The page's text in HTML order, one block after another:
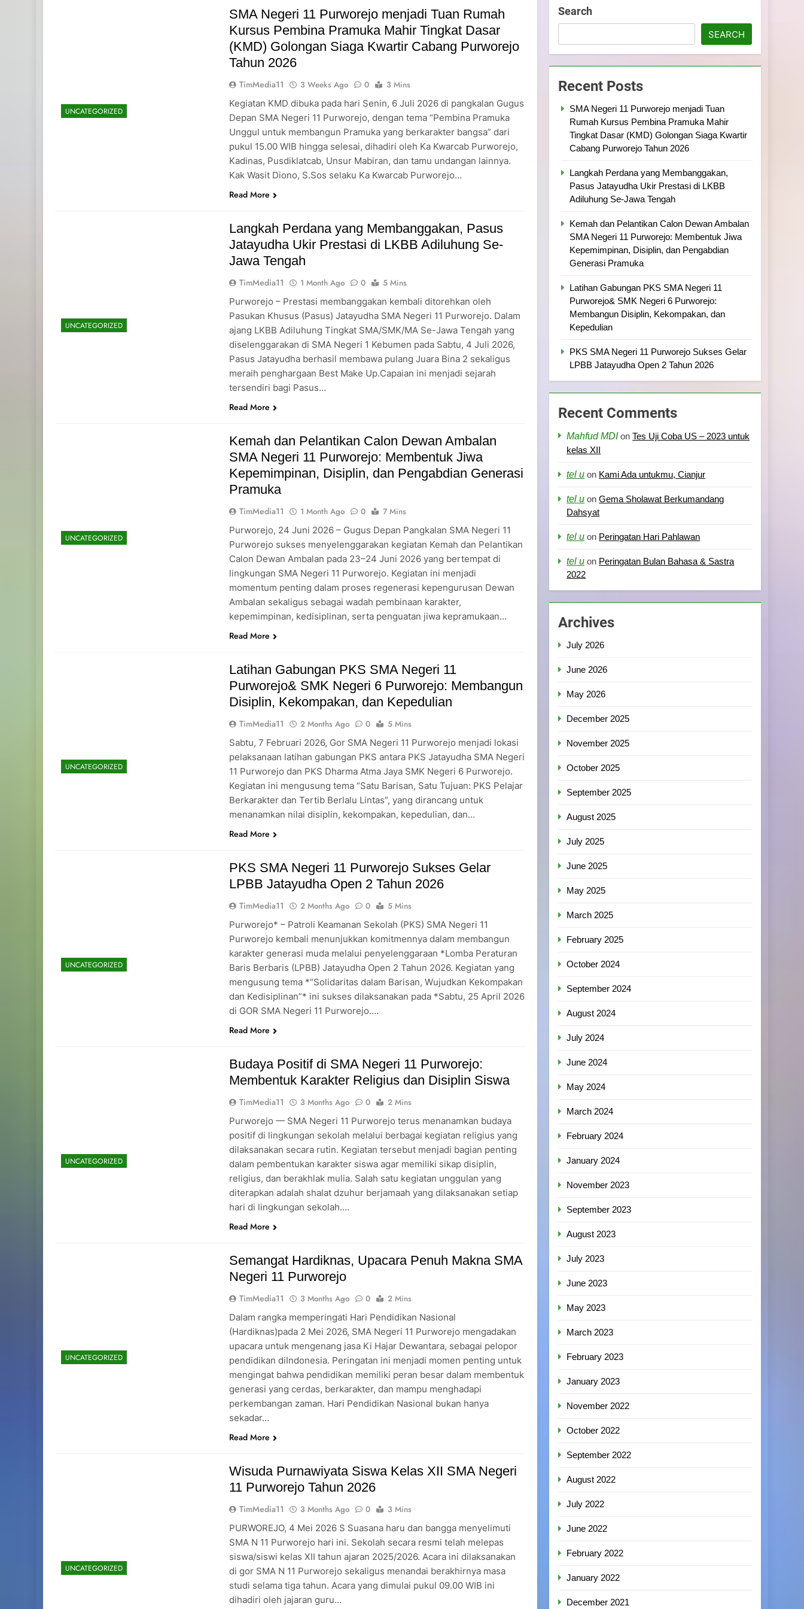
Pengabdian Generasi Pramuka
UNCATEGORIZED
SMA Negeri 11 Purworejo menjadi Tuan Rumah
Kursus Pembina Pramuka Mahir Tingkat Dasar
(KMD) Golongan Siaga Kwartir Cabang Purworejo
Tahun 2026
TimMedia11 3 Weeks Ago 0
3 Mins
Kegiatan KMD dibuka pada hari Senin, 6 Juli 2026 di pangkalan Gugus
Depan SMA Negeri 11 Purworejo, dengan tema “Pembina Pramuka
Unggul untuk membangun Pramuka yang berkarakter bangsa” dari
pukul 15.00 WIB hingga selesai, dihadiri oleh Ka Kwarcab Purworejo,
Kadinas, Pusdiklatcab, Unsur Mabiran, dan tamu undangan lainnya.
Kak Wasit Diono, S.Sos selaku Ka Kwarcab Purworejo…
Read More
UNCATEGORIZED
Langkah Perdana yang Membanggakan, Pasus
Jatayudha Ukir Prestasi di LKBB Adiluhung Se-
Jawa Tengah
TimMedia11 1 Month Ago 0
5 Mins
Purworejo – Prestasi membanggakan kembali ditorehkan oleh
Pasukan Khusus (Pasus) Jatayudha SMA Negeri 11 Purworejo. Dalam
ajang LKBB Adiluhung Tingkat SMA/SMK/MA Se-Jawa Tengah yang
diselenggarakan di SMA Negeri 1 Kebumen pada Sabtu, 4 Juli 2026,
Pasus Jatayudha berhasil membawa pulang Juara Bina 2 sekaligus
meraih penghargaan Best Make Up.Capaian ini menjadi sejarah
tersendiri bagi Pasus…
Read More
UNCATEGORIZED
Kemah dan Pelantikan Calon Dewan Ambalan
SMA Negeri 11 Purworejo: Membentuk Jiwa
Kepemimpinan, Disiplin, dan Pengabdian Generasi
Pramuka
TimMedia11 1 Month Ago 0
7 Mins
Purworejo, 24 Juni 2026 – Gugus Depan Pangkalan SMA Negeri 11
Purworejo sukses menyelenggarakan kegiatan Kemah dan Pelantikan
Calon Dewan Ambalan pada 23–24 Juni 2026 yang bertempat di
lingkungan SMA Negeri 11 Purworejo. Kegiatan ini menjadi
momentum penting dalam proses regenerasi kepengurusan Dewan
Ambalan sekaligus sebagai wadah pembinaan karakter,
kepemimpinan, kedisiplinan, serta penguatan jiwa kepramukaan…
Read More
UNCATEGORIZED
Latihan Gabungan PKS SMA Negeri 11
Purworejo& SMK Negeri 6 Purworejo: Membangun
Disiplin, Kekompakan, dan Kepedulian
TimMedia11 2 Months Ago 0
5 Mins
Sabtu, 7 Februari 2026, Gor SMA Negeri 11 Purworejo menjadi lokasi
pelaksanaan latihan gabungan PKS antara PKS Jatayudha SMA Negeri
11 Purworejo dan PKS Dharma Atma Jaya SMK Negeri 6 Purworejo.
Kegiatan ini mengusung tema “Satu Barisan, Satu Tujuan: PKS Pelajar
Berkarakter dan Tertib Berlalu Lintas”, yang dirancang untuk
menanamkan nilai disiplin, kekompakan, kepedulian, dan…
Read More
UNCATEGORIZED
PKS SMA Negeri 11 Purworejo Sukses Gelar
LPBB Jatayudha Open 2 Tahun 2026
TimMedia11 2 Months Ago 0
5 Mins
Purworejo* – Patroli Keamanan Sekolah (PKS) SMA Negeri 11
Purworejo kembali menunjukkan komitmennya dalam membangun
karakter generasi muda melalui penyelenggaraan *Lomba Peraturan
Baris Berbaris (LPBB) Jatayudha Open 2 Tahun 2026. Kegiatan yang
mengusung tema *”Solidaritas dalam Barisan, Wujudkan Kekompakan
dan Kedisiplinan”* ini sukses dilaksanakan pada *Sabtu, 25 April 2026
di GOR SMA Negeri 11 Purworejo….
Read More
UNCATEGORIZED
Budaya Positif di SMA Negeri 11 Purworejo:
Membentuk Karakter Religius dan Disiplin Siswa
TimMedia11 3 Months Ago 0
2 Mins
Purworejo — SMA Negeri 11 Purworejo terus menanamkan budaya
positif di lingkungan sekolah melalui berbagai kegiatan religius yang
dilaksanakan secara rutin. Kegiatan tersebut menjadi bagian penting
dalam pembentukan karakter siswa agar memiliki sikap disiplin,
religius, dan berakhlak mulia. Salah satu kegiatan unggulan yang
diterapkan adalah shalat dzuhur berjamaah yang dilaksanakan setiap
hari di lingkungan sekolah….
Read More
UNCATEGORIZED
Semangat Hardiknas, Upacara Penuh Makna SMA
Negeri 11 Purworejo
TimMedia11 3 Months Ago 0
2 Mins
Dalam rangka memperingati Hari Pendidikan Nasional
(Hardiknas)pada 2 Mei 2026, SMA Negeri 11 Purworejo mengadakan
upacara untuk mengenang jasa Ki Hajar Dewantara, sebagai pelopor
pendidikan diIndonesia. Peringatan ini menjadi momen penting untuk
mengingat bahwa pendidikan memiliki peran besar dalam membentuk
generasi yang cerdas, berkarakter, dan mampu menghadapi
perkembangan zaman. Hari Pendidikan Nasional bukan hanya
sekadar…
Read More
UNCATEGORIZED
Wisuda Purnawiyata Siswa Kelas XII SMA Negeri
11 Purworejo Tahun 2026
TimMedia11 3 Months Ago 0
3 Mins
PURWOREJO, 4 Mei 2026 S Suasana haru dan bangga menyelimuti
SMA N 11 Purworejo hari ini. Sekolah secara resmi telah melepas
siswa/siswi kelas XII tahun ajaran 2025/2026. Acara ini dilaksanakan
di gor SMA N 11 Purworejo sekaligus menandai berakhirnya masa
studi selama tiga tahun. Acara yang dimulai pukul 09.00 WIB ini
dihadiri oleh jajaran guru…
Search
SEARCH
Recent Posts
SMA Negeri 11 Purworejo menjadi Tuan
Rumah Kursus Pembina Pramuka Mahir
Tingkat Dasar (KMD) Golongan Siaga Kwartir
Cabang Purworejo Tahun 2026
Langkah Perdana yang Membanggakan,
Pasus Jatayudha Ukir Prestasi di LKBB
Adiluhung Se-Jawa Tengah
Kemah dan Pelantikan Calon Dewan Ambalan
SMA Negeri 11 Purworejo: Membentuk Jiwa
Kepemimpinan, Disiplin, dan Pengabdian
Generasi Pramuka
Latihan Gabungan PKS SMA Negeri 11
Purworejo& SMK Negeri 6 Purworejo:
Membangun Disiplin, Kekompakan, dan
Kepedulian
PKS SMA Negeri 11 Purworejo Sukses Gelar
LPBB Jatayudha Open 2 Tahun 2026
Recent Comments
Mahfud MDIonTes Uji Coba US – 2023 untuk
kelas XII
tel u on Kami Ada untukmu, Cianjur
tel u onGema Sholawat Berkumandang
Dahsyat
tel u on Peringatan Hari Pahlawan
tel u on Peringatan Bulan Bahasa & Sastra
2022
Archives
July 2026
June 2026
May 2026
December 2025
November 2025
October 2025
September 2025
August 2025
July 2025
June 2025
May 2025
March 2025
February 2025
October 2024
September 2024
August 2024
July 2024
June 2024
May 2024
March 2024
February 2024
January 2024
November 2023
September 2023
August 2023
July 2023
June 2023
May 2023
March 2023
February 2023
January 2023
November 2022
October 2022
September 2022
August 2022
July 2022
June 2022
February 2022
January 2022
December 2021